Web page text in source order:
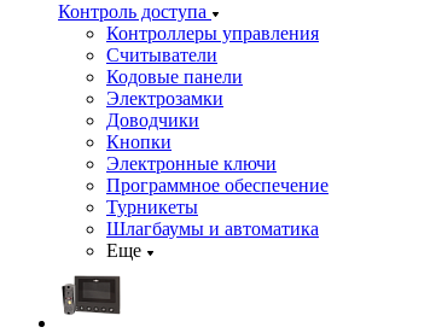
Контроль доступа
Контроллеры управления
Считыватели
Кодовые панели
Электрозамки
Доводчики
Кнопки
Электронные ключи
Программное обеспечение
Турникеты
Шлагбаумы и автоматика
Еще